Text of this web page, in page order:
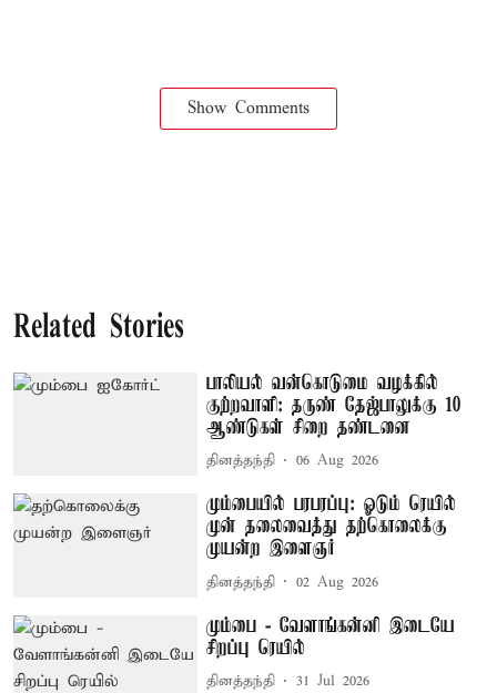
Show Comments
Related Stories
பாலியல் வன்கொடுமை வழக்கில்
குற்றவாளி: தருண் தேஜ்பாலுக்கு 10
ஆண்டுகள் சிறை தண்டனை
தினத்தந்தி 06 Aug 2026
மும்பையில் பரபரப்பு: ஓடும் ரெயில்
முன் தலைவைத்து தற்கொலைக்கு
முயன்ற இளைஞர்
தினத்தந்தி 02 Aug 2026
மும்பை - வேளாங்கன்னி இடையே
சிறப்பு ரெயில்
தினத்தந்தி 31 Jul 2026